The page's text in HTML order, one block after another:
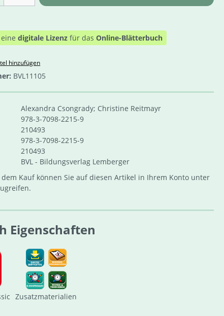
digitale Lizenz für das Online-Blätterbuch
hinzufügen
BVL11105
Alexandra Csongrady; Christine Reitmayr
978-3-7098-2215-9
210493
978-3-7098-2215-9
210493
BVL - Bildungsverlag Lemberger
dem Kauf können Sie auf diesen Artikel in Ihrem Konto unter
Eigenschaften
Zusatzmaterialien